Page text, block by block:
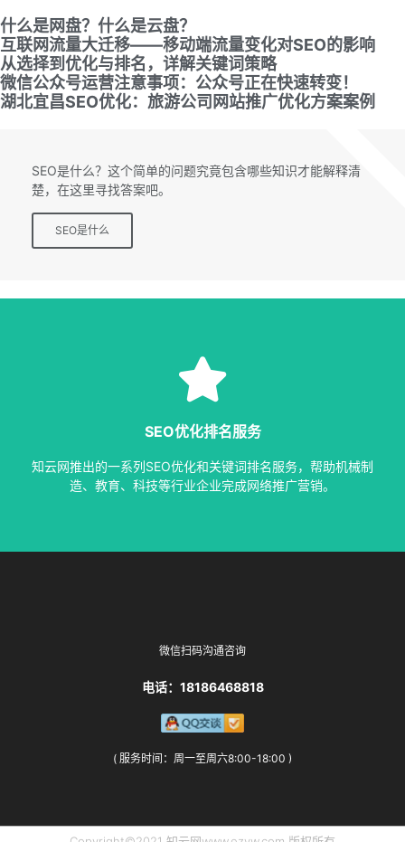
什么是网盘？什么是云盘？
互联网流量大迁移——移动端流量变化对SEO的影响
从选择到优化与排名，详解关键词策略
微信公众号运营注意事项：公众号正在快速转变！
湖北宜昌SEO优化：旅游公司网站推广优化方案案例
SEO是什么？这个简单的问题究竟包含哪些知识才能解释清
楚，在这里寻找答案吧。
SEO是什么
SEO专题
SEO优化排名服务
知云网推出的一系列SEO优化和关键词排名服务，帮助机械制
造、教育、科技等行业企业完成网络推广营销。
SEO服务中心
等多种服务，从容应对各种优化需求。
SEO服务
微信扫码沟通咨询
电话：18186468818
( 服务时间：周一至周六8:00-18:00 )